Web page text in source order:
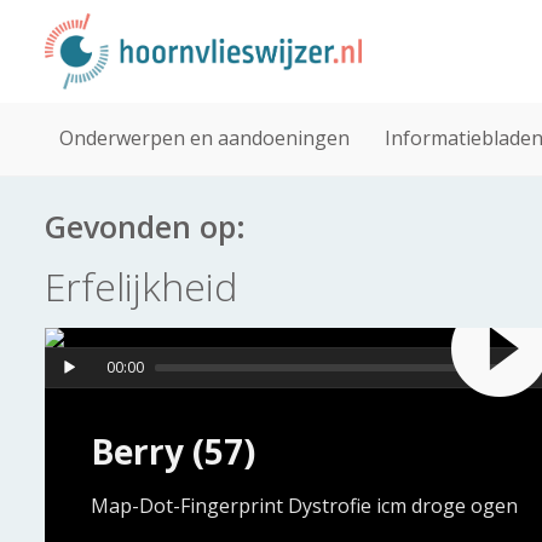
Onderwerpen en aandoeningen Informatiebladen
Gevonden op:
Erfelijkheid
Berry (57)
Map-Dot-Fingerprint Dystrofie icm droge ogen
00:00